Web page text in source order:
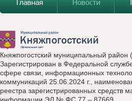
Главная Новости
Княжпогостский муниципальный район
Зарегистрирован в Федеральной
сфере связи, информационных
коммуникаций 25.06.2024 г.,
реестра зарегистрированных средств